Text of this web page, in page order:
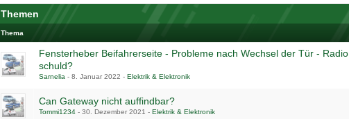
Themen
Thema
Fensterheber Beifahrerseite - Probleme nach Wechsel der Tür - Radio
schuld?
Sarnelia - 8. Januar 2022 - Elektrik & Elektronik
Can Gateway nicht auffindbar?
Tommi1234- 30. Dezember 2021 - Elektrik & Elektronik